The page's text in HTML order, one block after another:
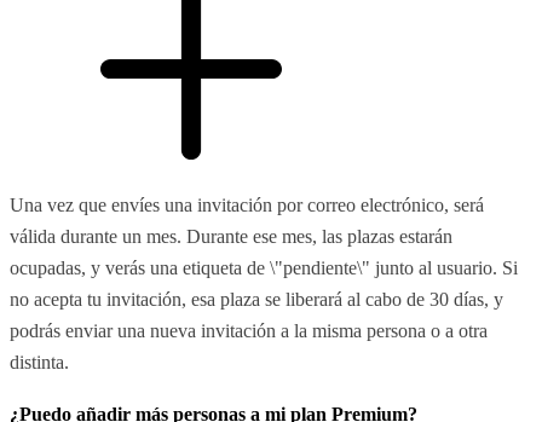
Una vez que envíes una invitación por correo electrónico, será
válida durante un mes. Durante ese mes, las plazas estarán
ocupadas, y verás una etiqueta de \"pendiente\" junto al usuario. Si
no acepta tu invitación, esa plaza se liberará al cabo de 30 días, y
podrás enviar una nueva invitación a la misma persona o a otra
distinta.
¿Puedo añadir más personas a mi plan Premium?